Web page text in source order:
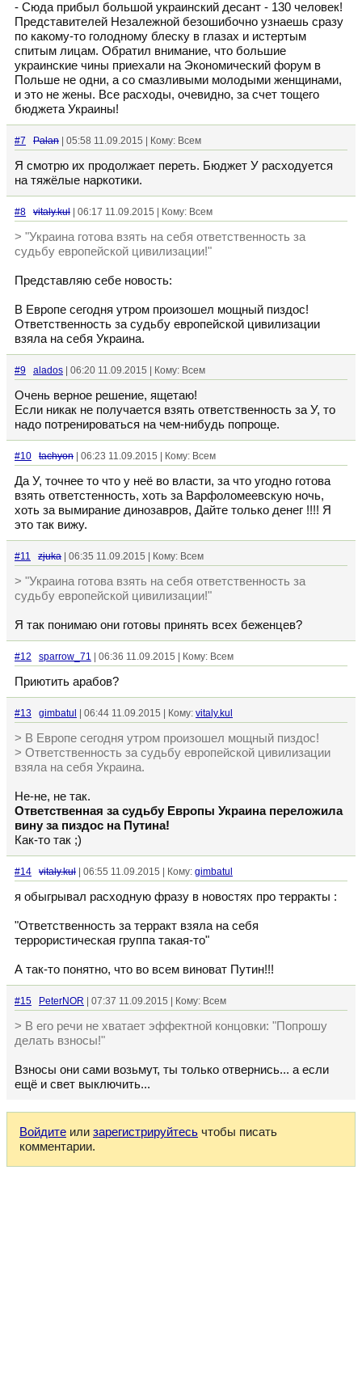
- Сюда прибыл большой украинский десант - 130 человек!
Представителей Незалежной безошибочно узнаешь сразу
по какому-то голодному блеску в глазах и истертым
спитым лицам. Обратил внимание, что большие
украинские чины приехали на Экономический форум в
Польше не одни, а со смазливыми молодыми женщинами,
и это не жены. Все расходы, очевидно, за счет тощего
бюджета Украины!
#7 Palan | 05:58 11.09.2015 | Кому: Всем
Я смотрю их продолжает переть. Бюджет У расходуется
на тяжёлые наркотики.
#8 vitaly.kul | 06:17 11.09.2015 | Кому: Всем
> "Украина готова взять на себя ответственность за
судьбу европейской цивилизации!"
Представляю себе новость:
В Европе сегодня утром произошел мощный пиздос!
Ответственность за судьбу европейской цивилизации
взяла на себя Украина.
#9 alados | 06:20 11.09.2015 | Кому: Всем
Очень верное решение, ящетаю!
Если никак не получается взять ответственность за У, то
надо потренироваться на чем-нибудь попроще.
#10 tachyon | 06:23 11.09.2015 | Кому: Всем
Да У, точнее то что у неё во власти, за что угодно готова
взять ответстенность, хоть за Варфоломеевскую ночь,
хоть за вымирание динозавров, Дайте только денег !!!! Я
это так вижу.
#11 zjuka | 06:35 11.09.2015 | Кому: Всем
> "Украина готова взять на себя ответственность за
судьбу европейской цивилизации!"
Я так понимаю они готовы принять всех беженцев?
#12 sparrow_71 | 06:36 11.09.2015 | Кому: Всем
Приютить арабов?
#13 gimbatul | 06:44 11.09.2015 | Кому: vitaly.kul
> В Европе сегодня утром произошел мощный пиздос!
> Ответственность за судьбу европейской цивилизации
взяла на себя Украина.
Не-не, не так.
Ответственная за судьбу Европы Украина переложила
вину за пиздос на Путина!
Как-то так ;)
#14 vitaly.kul | 06:55 11.09.2015 | Кому: gimbatul
я обыгрывал расходную фразу в новостях про терракты :
"Ответственность за терракт взяла на себя
террористическая группа такая-то"
А так-то понятно, что во всем виноват Путин!!!
#15 PeterNOR | 07:37 11.09.2015 | Кому: Всем
> В его речи не хватает эффектной концовки: "Попрошу
делать взносы!"
Взносы они сами возьмут, ты только отвернись... а если
ещё и свет выключить...
Войдите или зарегистрируйтесь чтобы писать
комментарии.